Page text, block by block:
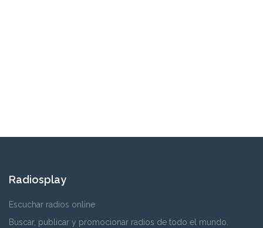
Radiosplay
Escuchar radios online
Buscar, publicar y promocionar radios de todo el mundo.